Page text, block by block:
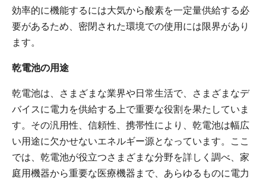
効率的に機能するには大気から酸素を一定量供給する必
要があるため、密閉された環境での使用には限界があり
ます。
乾電池の用途
乾電池は、さまざまな業界や日常生活で、さまざまなデ
バイスに電力を供給する上で重要な役割を果たしていま
す。その汎用性、信頼性、携帯性により、乾電池は幅広
い用途に欠かせないエネルギー源となっています。ここ
では、乾電池が役立つさまざまな分野を詳しく調べ、家
庭用機器から重要な医療機器まで、あらゆるものに電力